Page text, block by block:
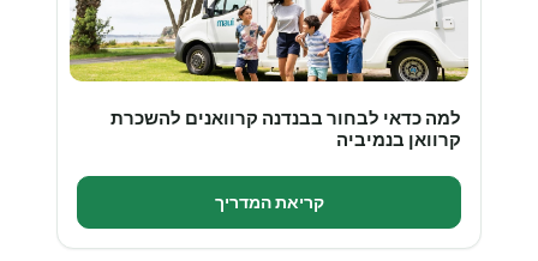
למה כדאי לבחור בבנדנה קרוואנים להשכרת
קרוואן בנמיביה
קריאת המדריך